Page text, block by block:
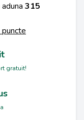
315
gratuit!